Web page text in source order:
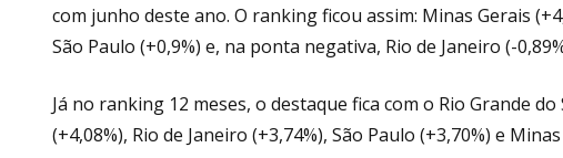
com junho deste ano. O ranking ficou assim: Minas Gerais
São Paulo (+0,9%) e, na ponta negativa, Rio de Janeiro (-
Já no ranking 12 meses, o destaque fica com o Rio Grande
(+4,08%), Rio de Janeiro (+3,74%), São Paulo (+3,70%) e